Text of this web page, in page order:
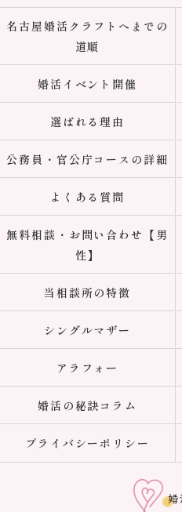
名古屋婚活クラフトへまでの
道順
婚活イベント開催
選ばれる理由
公務員・官公庁コースの詳細
よくある質問
無料相談・お問い合わせ【男
性】
当相談所の特徴
シングルマザー
アラフォー
婚活の秘訣コラム
プライバシーポリシー